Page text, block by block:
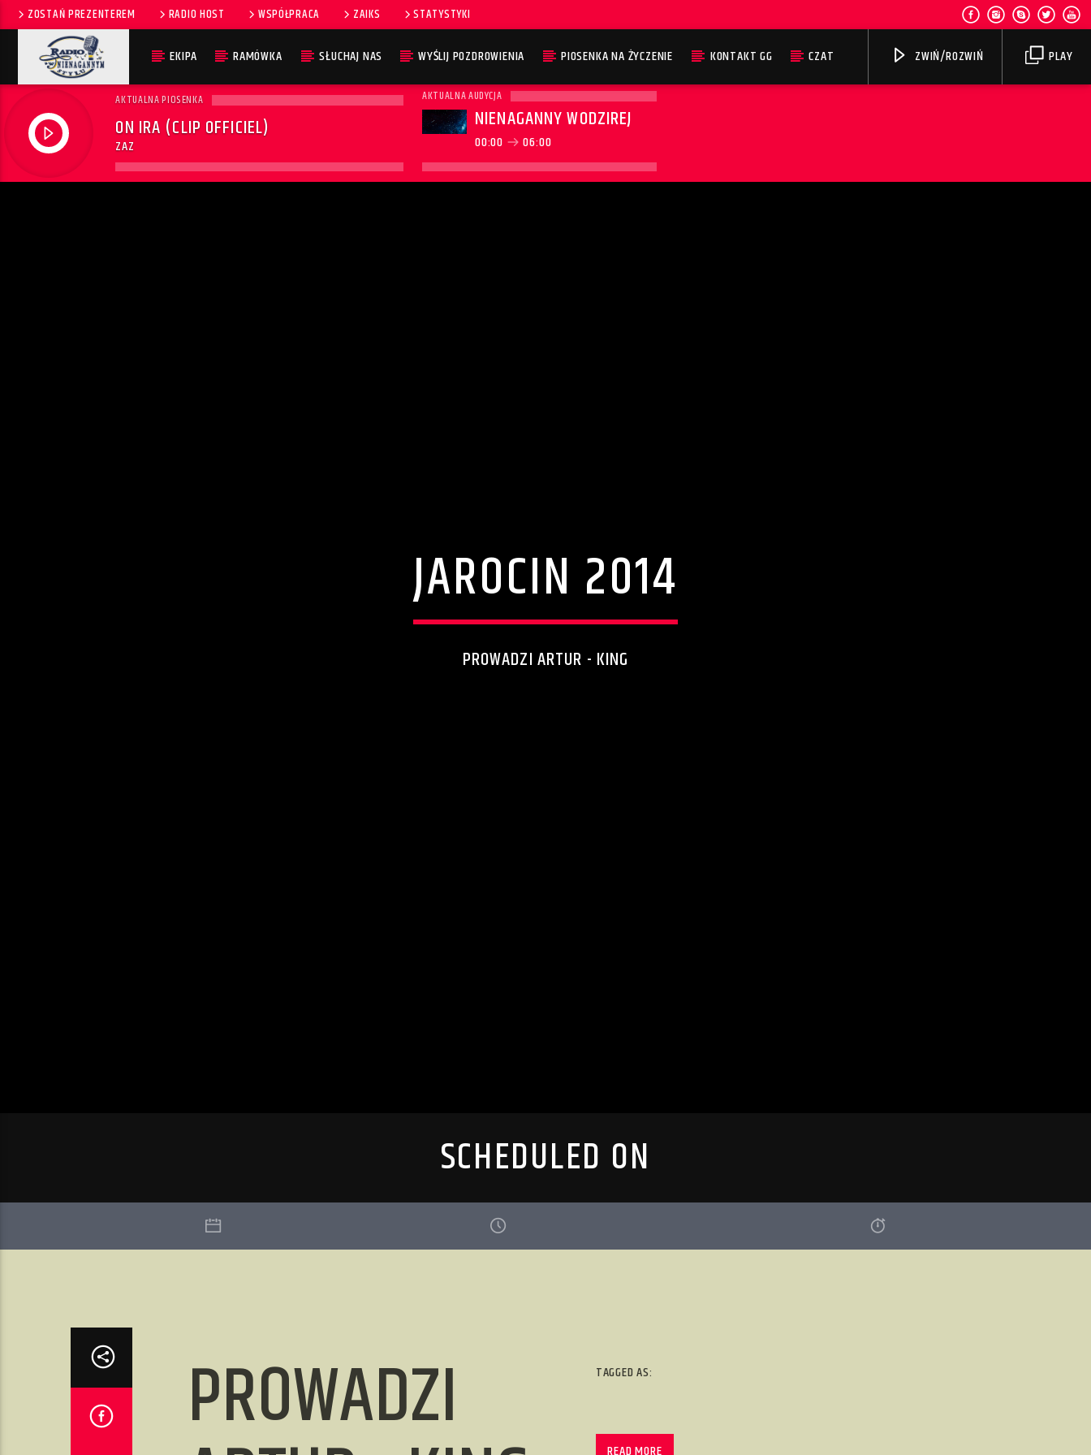
ZOSTAŃ PREZENTEREM RADIO HOST WSPÓŁPRACA ZAIKS STATYSTYKI
EKIPA RAMÓWKA SŁUCHAJ NAS WYŚLIJ POZDROWIENIA PIOSENKA NA ŻYCZENIE KONTAKT GG CZAT PLAY
ZWIŃ/ROZWIŃ
AKTUALNA PIOSENKA
ON IRA (CLIP OFFICIEL)
ZAZ
AKTUALNA AUDYCJA
NIENAGANNY WODZIREJ
00:00 06:00
JAROCIN 2014
PROWADZI ARTUR - KING
SCHEDULED ON
PROWADZI TAGGED AS: